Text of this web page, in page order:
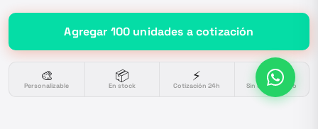
Agregar 100 unidades a cotización
🎨
Personalizable
📦
En stock
⚡
Cotización 24h
🔒
Sin compromiso